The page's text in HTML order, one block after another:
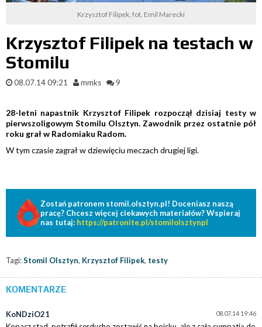
Krzysztof Filipek, fot. Emil Marecki
Krzysztof Filipek na testach w
Stomilu
08.07.14 09:21 mmks 9
28-letni napastnik Krzysztof Filipek rozpoczął dzisiaj testy w
pierwszoligowym Stomilu Olsztyn. Zawodnik przez ostatnie pół
roku grał w Radomiaku Radom.
W tym czasie zagrał w dziewięciu meczach drugiej ligi.
Zostań patronem stomil.olsztyn.pl! Doceniasz naszą
pracę? Chcesz więcej ciekawych materiałów? Wspieraj
nas tutaj: https://patronite.pl/stomilolsztynpl
Tagi:Stomil Olsztyn, Krzysztof Filipek, testy
KOMENTARZE
08.07.14 19:46
KoNDziO21